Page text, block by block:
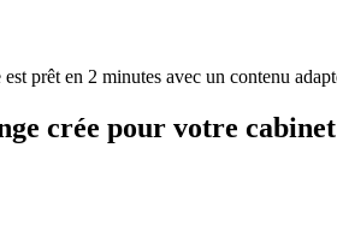
prêt en 2 minutes avec un contenu
crée pour votre